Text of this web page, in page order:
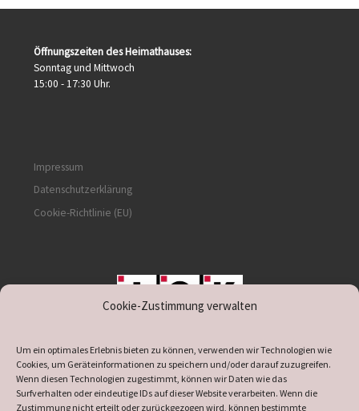
Cookie-Zustimmung verwalten
Um ein optimales Erlebnis bieten zu können, verwenden wir Technologien wie
Cookies, um Geräteinformationen zu speichern und/oder darauf zuzugreifen.
Wenn diesen Technologien zugestimmt, können wir Daten wie das
Surfverhalten oder eindeutige IDs auf dieser Website verarbeiten. Wenn die
Zustimmung nicht erteilt oder zurückgezogen wird, können bestimmte
Öffnungszeiten des Heimathauses:
Sonntag und Mittwoch
15:00 - 17:30 Uhr.
Impressum
Datenschutzerklärung
Cookie-Richtlinie (EU)